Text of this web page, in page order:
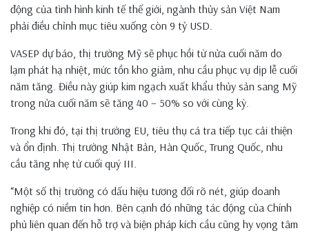
động của tình hình kinh tế thế giới, ngành thủy sản Việt Nam
phải điều chỉnh mục tiêu xuống còn 9 tỷ USD.
VASEP dự báo, thị trường Mỹ sẽ phục hồi từ nửa cuối năm do
lạm phát hạ nhiệt, mức tồn kho giảm, nhu cầu phục vụ dịp lễ cuối
năm tăng. Điều này giúp kim ngạch xuất khẩu thủy sản sang Mỹ
trong nửa cuối năm sẽ tăng 40 – 50% so với cùng kỳ.
Trong khi đó, tại thị trường EU, tiêu thụ cá tra tiếp tục cải thiện
và ổn định. Thị trường Nhật Bản, Hàn Quốc, Trung Quốc, nhu
cầu tăng nhẹ từ cuối quý III.
“Một số thị trường có dấu hiệu tương đối rõ nét, giúp doanh
nghiệp có niềm tin hơn. Bên cạnh đó những tác động của Chính
phủ liên quan đến hỗ trợ và biện pháp kích cầu cũng hy vọng tâm